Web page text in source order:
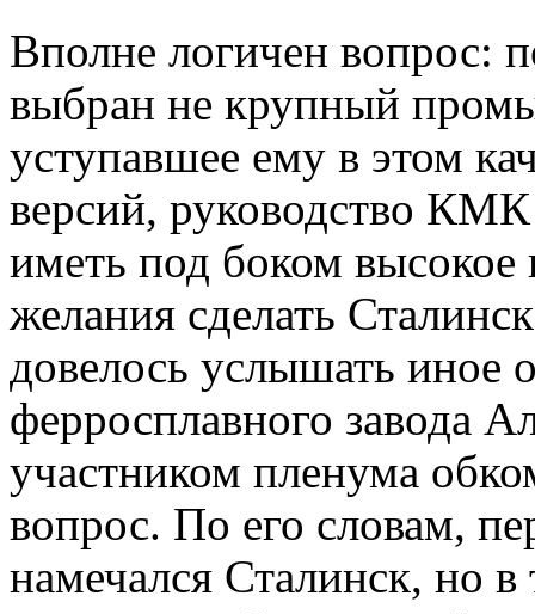
Вполне логичен вопрос:
выбран не крупный
уступавшее ему в этом
версий, руководство КМК
иметь под боком высокое
желания сделать
довелось услышать иное
ферросплавного завода
участником пленума
вопрос. По его словам,
намечался Сталинск, но